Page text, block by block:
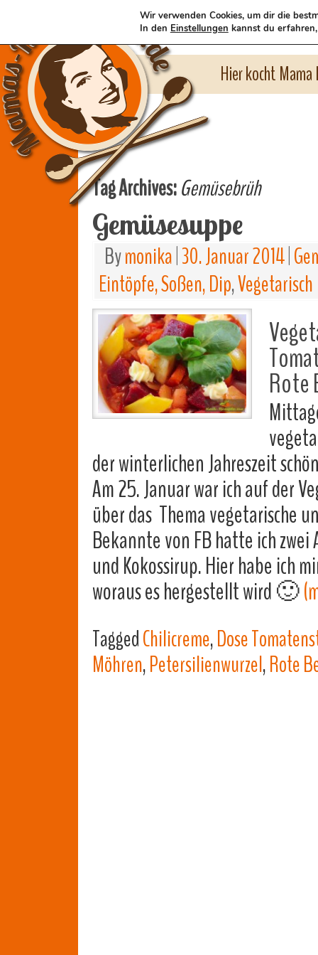
Hier kocht
Tag Archives:Gemüsebrüh
Gemüsesuppe
Bymonika 30. Januar 2014
Eintöpfe, Soßen, Dip,Vegetarisch
Rote
der winterlichen Jahreszeit
Am 25. Januar war ich auf der
über das Thema vegetarische
Bekannte von FB hatte ich
und Kokossirup. Hier habe ich
woraus es hergestellt wird 🙂
TaggedChilicreme,Dose
Möhren,Petersilienwurzel,Rote
Wir verwenden Cookies, um dir die
In den Einstellungen kannst du